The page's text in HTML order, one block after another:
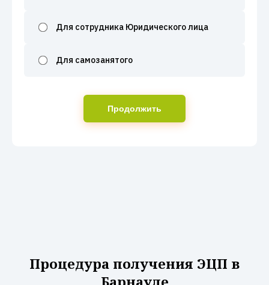
Для сотрудника Юридического лица
Для самозанятого
Продолжить
Процедура получения ЭЦП в
Барнауле